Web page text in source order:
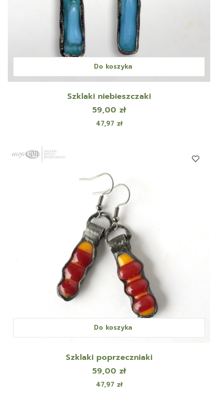
Do koszyka
Szklaki niebieszczaki
Cena
59,00 zł
Cena
47,97 zł
Do koszyka
Szklaki poprzeczniaki
Cena
59,00 zł
Cena
47,97 zł